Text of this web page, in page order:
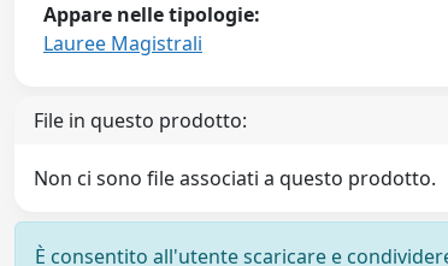
Appare nelle tipologie:
Lauree Magistrali
File in questo prodotto:
Non ci sono file associati a questo prodotto.
È consentito all'utente scaricare e